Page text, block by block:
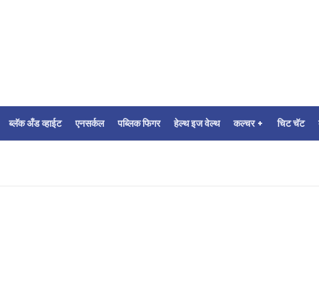
ब्लॅक अँड व्हाईट एनसर्कल पब्लिक फिगर हेल्थ इज वेल्थ कल्चर + चिट चॅट